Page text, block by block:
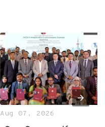
Aug 07, 2026